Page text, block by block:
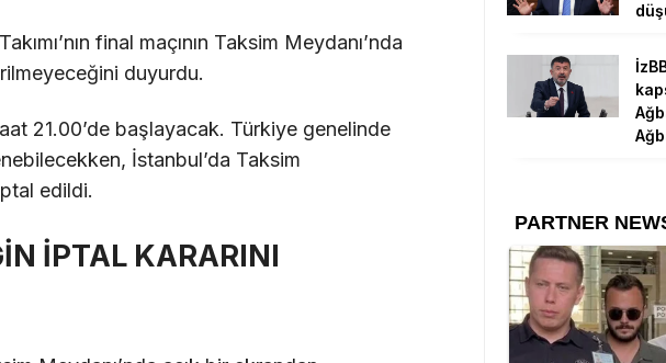
final maçının Taksim Meydanı’nda
duyurdu.
21.00’de başlayacak. Türkiye genelinde
İstanbul’da Taksim
edildi.
İPTAL KARARINI